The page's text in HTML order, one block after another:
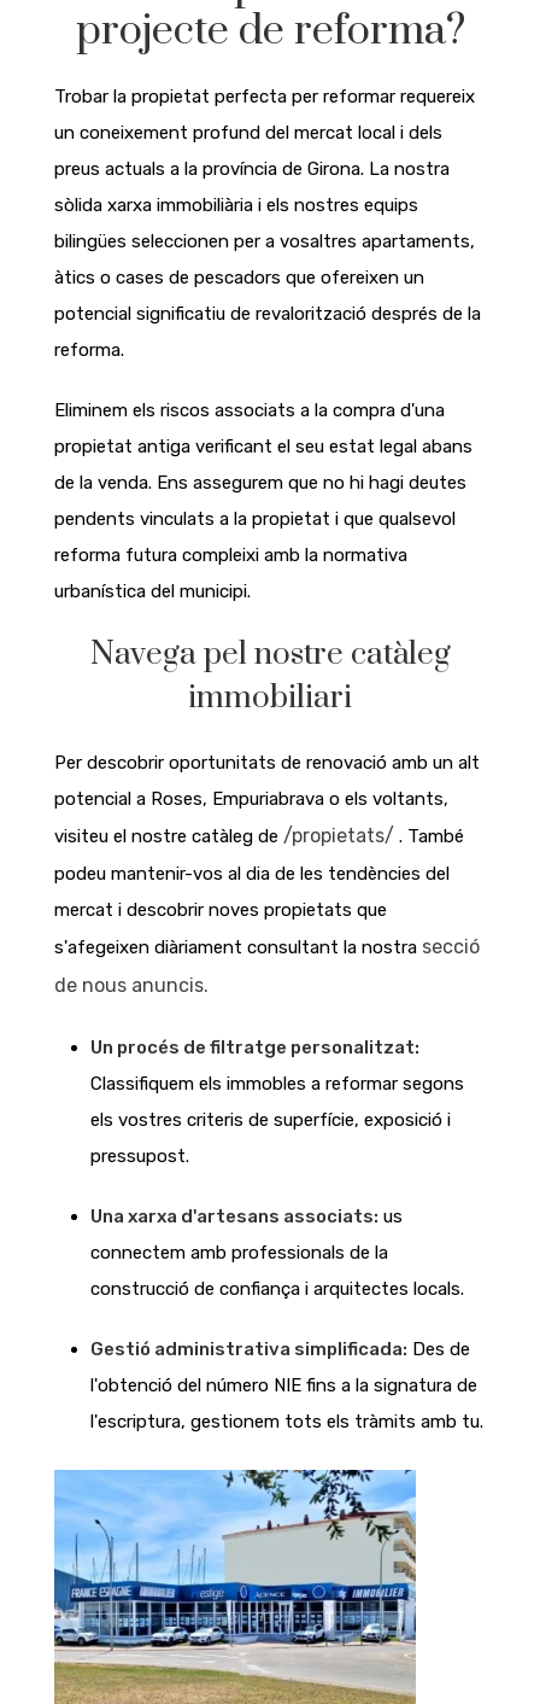
projecte de reforma?
Trobar la propietat perfecta per reformar requereix
un coneixement profund del mercat local i dels
preus actuals a la província de Girona. La nostra
sòlida xarxa immobiliària i els nostres equips
bilingües seleccionen per a vosaltres apartaments,
àtics o cases de pescadors que ofereixen un
potencial significatiu de revalorització després de la
reforma.
Eliminem els riscos associats a la compra d'una
propietat antiga verificant el seu estat legal abans
de la venda. Ens assegurem que no hi hagi deutes
pendents vinculats a la propietat i que qualsevol
reforma futura compleixi amb la normativa
urbanística del municipi.
Navega pel nostre catàleg
immobiliari
Per descobrir oportunitats de renovació amb un alt
potencial a Roses, Empuriabrava o els voltants,
visiteu el nostre catàleg de /propietats/ . També
podeu mantenir-vos al dia de les tendències del
mercat i descobrir noves propietats que
s'afegeixen diàriament consultant la nostra secció
de nous anuncis.
Un procés de filtratge personalitzat:
Classifiquem els immobles a reformar segons
els vostres criteris de superfície, exposició i
pressupost.
Una xarxa d'artesans associats: us
connectem amb professionals de la
construcció de confiança i arquitectes locals.
Gestió administrativa simplificada: Des de
l'obtenció del número NIE fins a la signatura de
l'escriptura, gestionem tots els tràmits amb tu.